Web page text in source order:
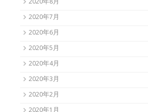
2020年8月
2020年7月
2020年6月
2020年5月
2020年4月
2020年3月
2020年2月